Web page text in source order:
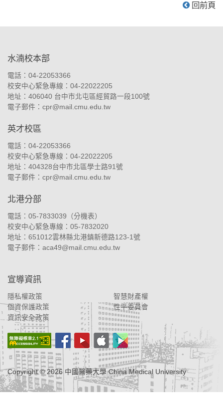
回前頁
水湳校本部
電話：04-22053366
校安中心緊急專線：04-22022205
地址： 406040 台中市北屯區經貿路一段100號
電子郵件： cpr@mail.cmu.edu.tw
英才校區
電話：04-22053366
校安中心緊急專線：04-22022205
地址： 404328台中市北區學士路91號
電子郵件： cpr@mail.cmu.edu.tw
北港分部
電話：05-7833039（分機表）
校安中心緊急專線：05-7832020
地址： 651012雲林縣北港鎮新德路123-1號
電子郵件： aca49@mail.cmu.edu.tw
宣導資訊
隱私權政策
智慧財產權
個資保護政策
性平委員會
資訊安全政策
Copyright ©2026 中國醫藥大學 China Medical University